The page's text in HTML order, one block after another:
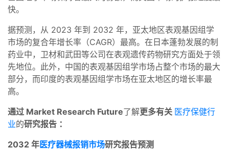
快。
据预测，从 2023 年到 2032 年，亚太地区表观基因组学
市场的复合年增长率（CAGR）最高。在日本蓬勃发展的制
药业中，卫材和武田等公司在表观遗传药物研究方面处于领
先地位。此外，中国的表观基因组学市场占整个市场的最大
部分，而印度的表观基因组学市场在亚太地区的增长率最
高。
通过 Market Research Future了解更多有关 医疗保健行
业的研究报告 ：
2032 年医疗器械报销市场研究报告预测